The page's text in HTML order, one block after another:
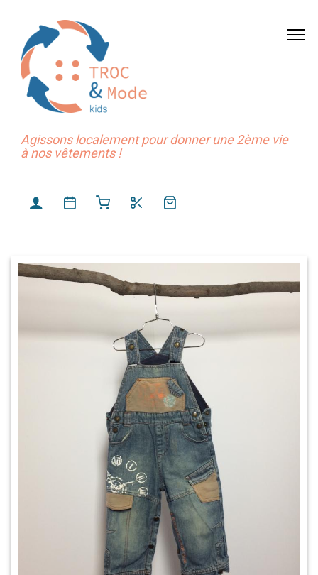
Agissons localement pour donner une 2ème vie
à nos vêtements !